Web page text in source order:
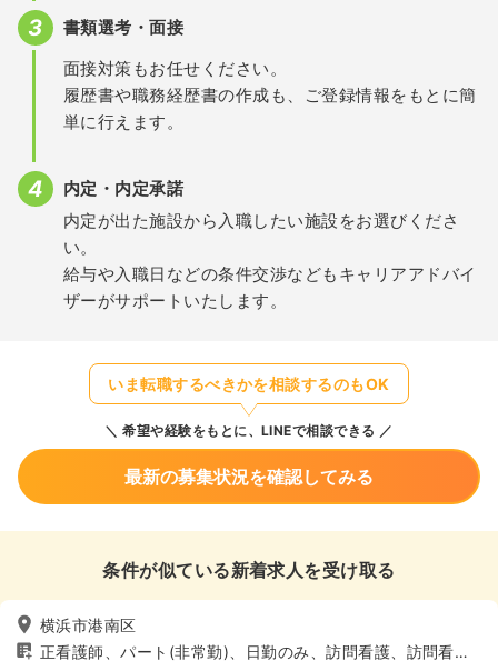
書類選考・面接
面接対策もお任せください。
履歴書や職務経歴書の作成も、ご登録情報をもとに簡
単に行えます。
内定・内定承諾
内定が出た施設から入職したい施設をお選びくださ
い。
給与や入職日などの条件交渉などもキャリアアドバイ
ザーがサポートいたします。
いま転職するべきかを相談するのもOK
希望や経験をもとに、LINEで相談できる
最新の募集状況を確認してみる
条件が似ている新着求人を受け取る
横浜市港南区
正看護師、パート(非常勤)、日勤のみ、訪問看護、訪問看